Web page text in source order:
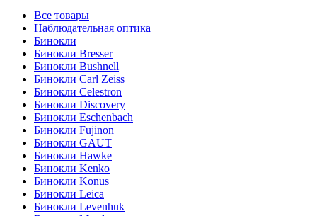
Все товары
Наблюдательная оптика
Бинокли
Бинокли Bresser
Бинокли Bushnell
Бинокли Carl Zeiss
Бинокли Celestron
Бинокли Discovery
Бинокли Eschenbach
Бинокли Fujinon
Бинокли GAUT
Бинокли Hawke
Бинокли Kenko
Бинокли Konus
Бинокли Leica
Бинокли Levenhuk